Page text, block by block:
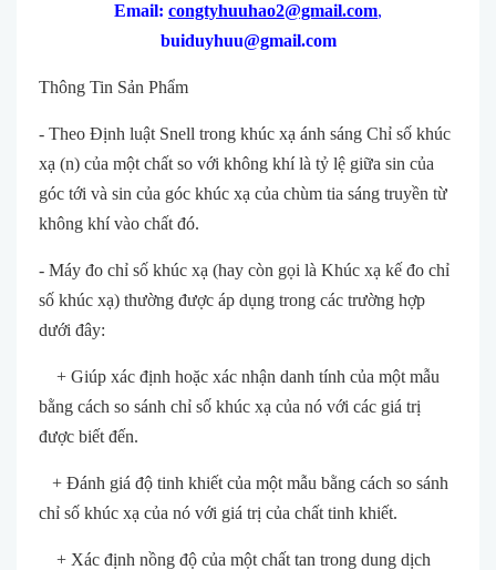
Email: congtyhuuhao2@gmail.com,
buiduyhuu@gmail.com
Thông Tin Sản Phẩm
- Theo Định luật Snell trong khúc xạ ánh sáng Chỉ số khúc
xạ (n) của một chất so với không khí là tỷ lệ giữa sin của
góc tới và sin của góc khúc xạ của chùm tia sáng truyền từ
không khí vào chất đó.
- Máy đo chỉ số khúc xạ (hay còn gọi là Khúc xạ kế đo chỉ
số khúc xạ) thường được áp dụng trong các trường hợp
dưới đây:
+ Giúp xác định hoặc xác nhận danh tính của một mẫu
bằng cách so sánh chỉ số khúc xạ của nó với các giá trị
được biết đến.
+ Đánh giá độ tinh khiết của một mẫu bằng cách so sánh
chỉ số khúc xạ của nó với giá trị của chất tinh khiết.
+ Xác định nồng độ của một chất tan trong dung dịch